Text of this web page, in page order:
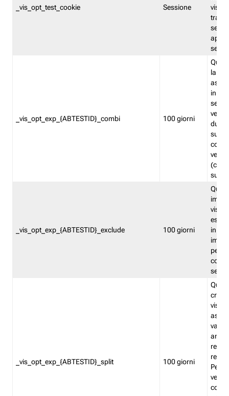
_vis_opt_test_cookie Sessione
_vis_opt_exp_{ABTESTID}_combi 100 giorni
la
in
_vis_opt_exp_{ABTESTID}_exclude 100 giorni
in
_vis_opt_exp_{ABTESTID}_split 100 giorni